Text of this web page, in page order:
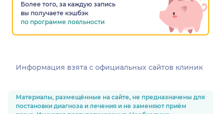
Более того, за каждую запись
вы получаете кэшбэк
по программе лояльности
Информация взята c официальных сайтов клиник
Материалы, размещённые на сайте, не предназначены для
постановки диагноза и лечения и не заменяют приём